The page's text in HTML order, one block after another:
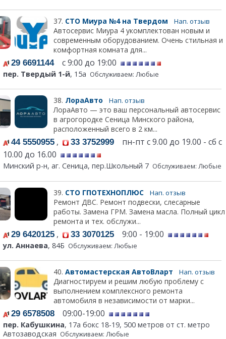
37. СТО Миура №4 на Твердом Нап. отзыв
Автосервис Миура 4 укомплектован новым и
современным оборудованием. Очень стильная и
комфортная комната для...
29 6691144с 9:00 до 19:00
пер. Твердый 1-й, 15а Обслуживаем: Любые
38. ЛораАвто Нап. отзыв
ЛораАвто — это ваш персональный автосервис
в агрогородке Сеница Минского района,
расположенный всего в 2 км...
44 5550955 , 33 3752999 пн-пт с 9.00 до 19.00 - сб с
10.00 до 16.00
Минский р-н, аг. Сеница, пер.Школьный 7 Обслуживаем: Любые
39. СТО ГПОТЕХНОПЛЮС Нап. отзыв
Ремонт ДВС. Ремонт подвески, слесарные
работы. Замена ГРМ. Замена масла. Полный цикл
ремонта и тех. обслужи...
29 6420125 , 33 3070125 9:00 - 19:00
ул. Аннаева, 84Б Обслуживаем: Любые
40. Автомастерская АвтоВларт Нап. отзыв
Диагностируем и решим любую проблему с
выполнением комплексного ремонта
автомобиля в независимости от марки...
29 6578508 09:00-19:00
пер. Кабушкина, 17а бокс 18-19, 500 метров от ст. метро
Автозаводская Обслуживаем: Любые